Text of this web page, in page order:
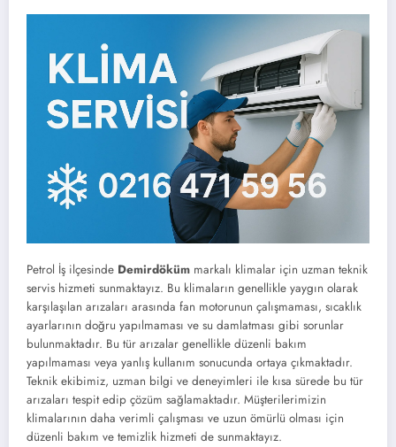
Petrol İş ilçesinde Demirdöküm markalı klimalar için uzman teknik
servis hizmeti sunmaktayız. Bu klimaların genellikle yaygın olarak
karşılaşılan arızaları arasında fan motorunun çalışmaması, sıcaklık
ayarlarının doğru yapılmaması ve su damlatması gibi sorunlar
bulunmaktadır. Bu tür arızalar genellikle düzenli bakım
yapılmaması veya yanlış kullanım sonucunda ortaya çıkmaktadır.
Teknik ekibimiz, uzman bilgi ve deneyimleri ile kısa sürede bu tür
arızaları tespit edip çözüm sağlamaktadır. Müşterilerimizin
klimalarının daha verimli çalışması ve uzun ömürlü olması için
düzenli bakım ve temizlik hizmeti de sunmaktayız.